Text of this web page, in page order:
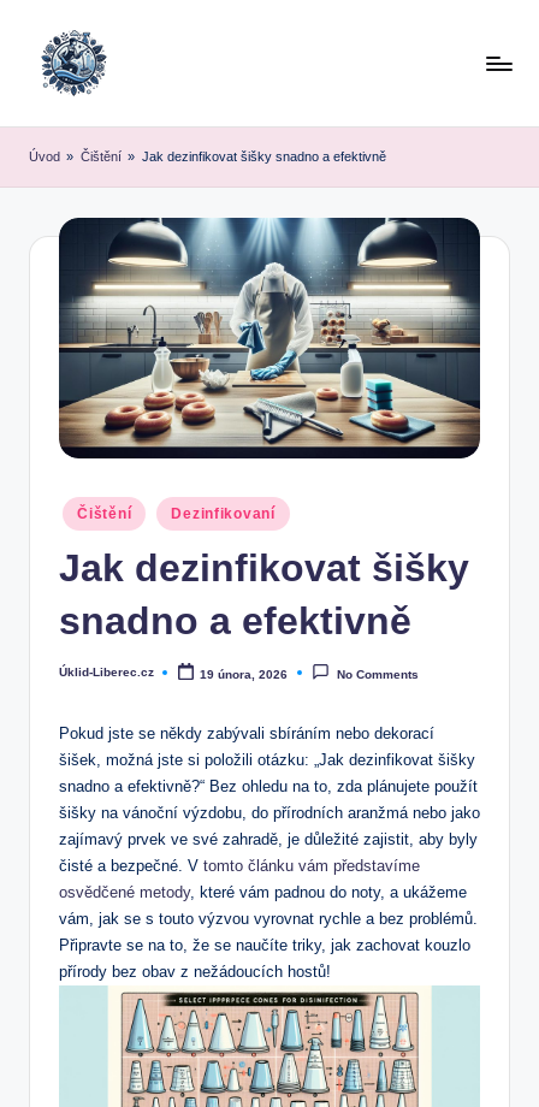
Úvod » Čištění » Jak dezinfikovat šišky snadno a efektivně
Posted
in
Čištění Dezinfikovaní
Jak dezinfikovat šišky
snadno a efektivně
Posted
Úklid-Liberec.cz 19 února, 2026 No Comments
Pokud jste se někdy zabývali sbíráním nebo dekorací
šišek, možná jste si položili otázku: „Jak dezinfikovat šišky
snadno a efektivně?“ Bez ohledu na to, zda plánujete použít
šišky na vánoční výzdobu, do přírodních aranžmá nebo jako
zajímavý prvek ve své zahradě, je důležité zajistit, aby byly
čisté a bezpečné. V tomto článku vám představíme
osvědčené metody, které vám padnou do noty, a ukážeme
vám, jak se s touto výzvou vyrovnat rychle a bez problémů.
Připravte se na to, že se naučíte triky, jak zachovat kouzlo
přírody bez obav z nežádoucích hostů!